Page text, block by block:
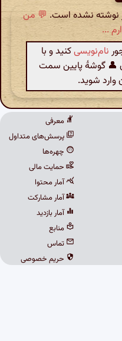
نوشته نشده است. 💬 من
...
نام‌نویسیکنید و با
👤 گوشهٔ پایین سمت
شوید.
معرفی
پرسش‌های متداول
چهره‌ها
حمایت مالی
آمار محتوا
آمار مشارکت
آمار بازدید
منابع
تماس
حریم خصوصی